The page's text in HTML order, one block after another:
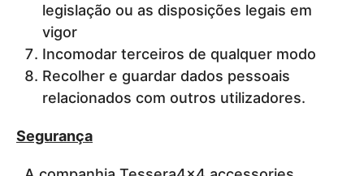
legislação ou as disposições legais em
vigor
Incomodar terceiros de qualquer modo
Recolher e guardar dados pessoais
relacionados com outros utilizadores.
Segurança